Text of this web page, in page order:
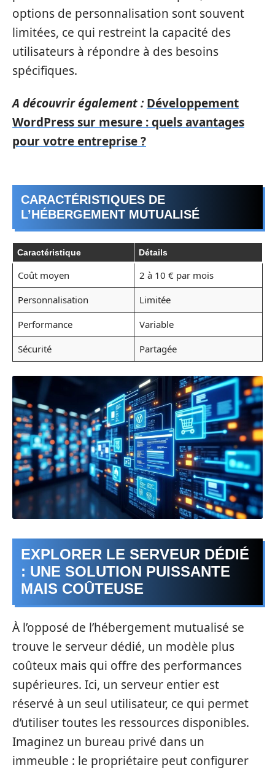
options de personnalisation sont souvent
limitées, ce qui restreint la capacité des
utilisateurs à répondre à des besoins
spécifiques.
A découvrir également : Développement
WordPress sur mesure : quels avantages
pour votre entreprise ?
CARACTÉRISTIQUES DE
L’HÉBERGEMENT MUTUALISÉ
Caractéristique Détails
Coût moyen
2 à 10 € par mois
Personnalisation
Limitée
Performance
Variable
Sécurité
Partagée
EXPLORER LE SERVEUR DÉDIÉ
: UNE SOLUTION PUISSANTE
MAIS COÛTEUSE
À l’opposé de l’hébergement mutualisé se
trouve le serveur dédié, un modèle plus
coûteux mais qui offre des performances
supérieures. Ici, un serveur entier est
réservé à un seul utilisateur, ce qui permet
d’utiliser toutes les ressources disponibles.
Imaginez un bureau privé dans un
immeuble : le propriétaire peut configurer